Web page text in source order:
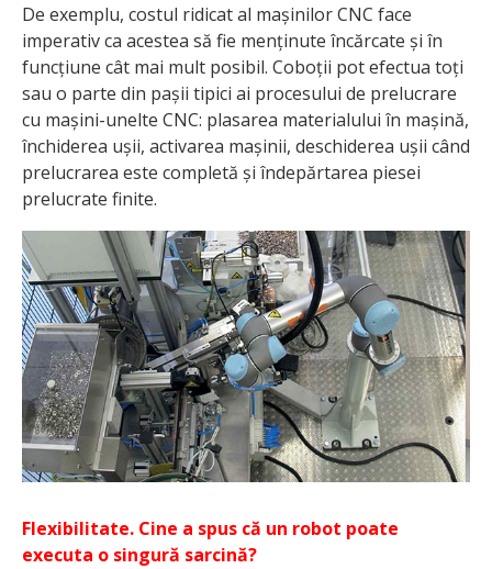
De exemplu, costul ridicat al mașinilor CNC face
imperativ ca acestea să fie menținute încărcate și în
funcțiune cât mai mult posibil. Coboții pot efectua toți
sau o parte din pașii tipici ai procesului de prelucrare
cu mașini-unelte CNC: plasarea materialului în mașină,
închiderea ușii, activarea mașinii, deschiderea ușii când
prelucrarea este completă și îndepărtarea piesei
prelucrate finite.
Flexibilitate. Cine a spus că un robot poate
executa o singură sarcină?